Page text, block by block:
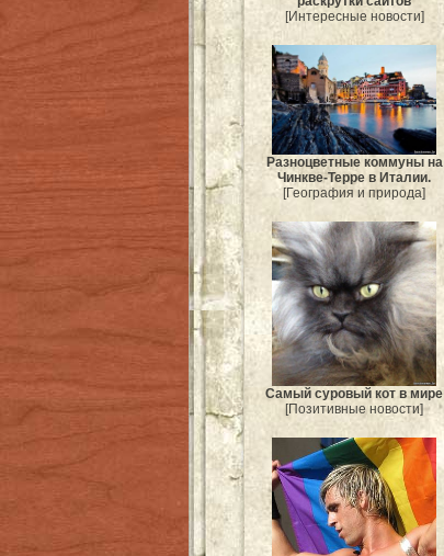
[Интересные новости]
Разноцветные коммуны на
Чинкве-Терре в Италии.
[География и природа]
Самый суровый кот в мире
[Позитивные новости]